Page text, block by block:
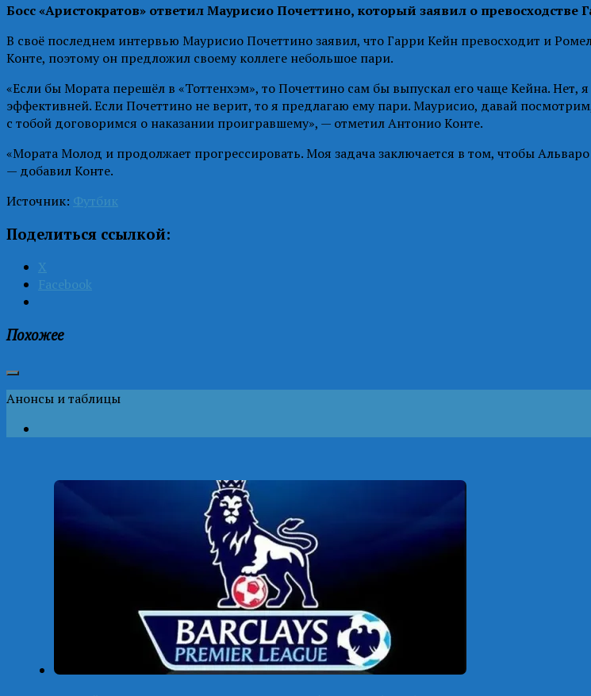
Босс «Аристократов» ответил Маурисио Почеттино, который заявил о
В своё последнем интервью Маурисио Почеттино заявил, что Гарри Кейн превосходит и
Конте, поэтому он предложил своему коллеге небольшое пари.
«Если бы Мората перешёл в «Тоттенхэм», то Почеттино сам бы выпускал его чаще Кейна. Нет,
эффективней. Если Почеттино не верит, то я предлагаю ему пари. Маурисио, давай
с тобой договоримся о наказании проигравшему», — отметил Антонио Конте.
«Мората Молод и продолжает прогрессировать. Моя задача заключается в том, чтобы Альваро
— добавил Конте.
Источник: Футбик
Поделиться ссылкой:
X
Facebook
Похожее
Анонсы и таблицы